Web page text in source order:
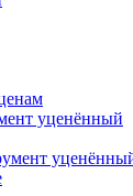
уценённый